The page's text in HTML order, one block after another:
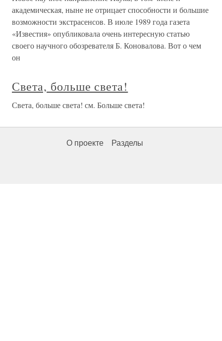
академическая, ныне не отрицает способности и большие
возможности экстрасенсов. В июле 1989 года газета
«Известия» опубликовала очень интересную статью
своего научного обозревателя Б. Коновалова. Вот о чем
он
Света, больше света!
Света, больше света! см. Больше света!
О проекте Разделы